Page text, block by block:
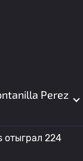
Perez
отыграл 224